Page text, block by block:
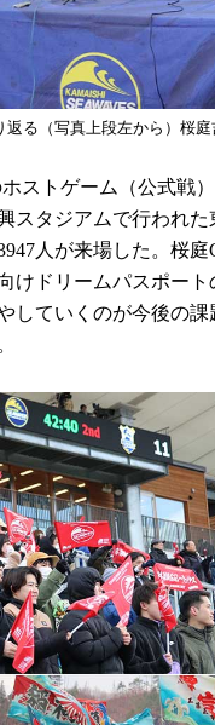
返る（写真上段左から）桜
ストゲーム（公式戦
スタジアムで行われ
人が来場した。桜
けドリームパスポー
していくのが今後の